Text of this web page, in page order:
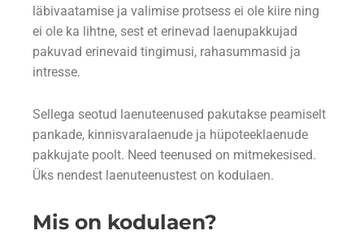
läbivaatamise ja valimise protsess ei ole kiire ning
ei ole ka lihtne, sest et erinevad laenupakkujad
pakuvad erinevaid tingimusi, rahasummasid ja
intresse.
Sellega seotud laenuteenused pakutakse peamiselt
pankade, kinnisvaralaenude ja hüpoteeklaenude
pakkujate poolt. Need teenused on mitmekesised.
Üks nendest laenuteenustest on kodulaen.
Mis on kodulaen?